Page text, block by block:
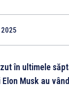
în ultimele
Musk au